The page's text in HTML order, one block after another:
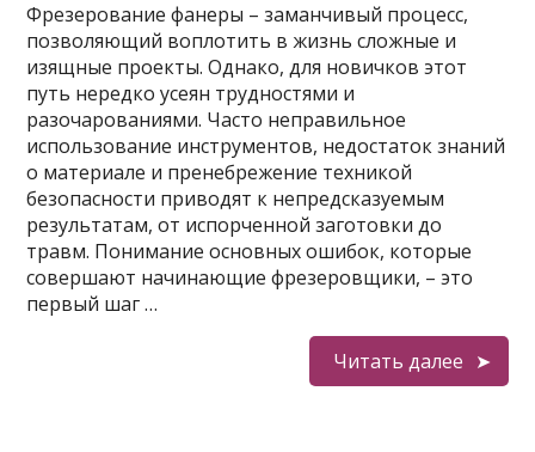
Фрезерование фанеры – заманчивый процесс,
позволяющий воплотить в жизнь сложные и
изящные проекты. Однако, для новичков этот
путь нередко усеян трудностями и
разочарованиями. Часто неправильное
использование инструментов, недостаток знаний
о материале и пренебрежение техникой
безопасности приводят к непредсказуемым
результатам, от испорченной заготовки до
травм. Понимание основных ошибок, которые
совершают начинающие фрезеровщики, – это
первый шаг …
Читать далее